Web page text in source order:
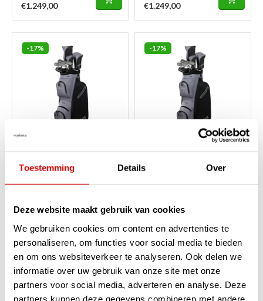
Toestemming Details Over
Deze website maakt gebruik van cookies
We gebruiken cookies om content en advertenties te
personaliseren, om functies voor social media te bieden
en om ons websiteverkeer te analyseren. Ook delen we
informatie over uw gebruik van onze site met onze
partners voor social media, adverteren en analyse. Deze
partners kunnen deze gegevens combineren met andere
€1.249,00 €1.249,00
-17%
Callaway Reva Black 16-
Delige Dames Golfset |
Cartbag (graphite shaft) -
Op voorraad
Deze LINKSHANDIGE Callaway
Reva Black 16-delige dames
golfset is de ultieme complete
golfset voor dames. Deze
premium set biedt maximale
afstand, cons...lees verder
€1.499,00
€1.249,00
-17%
Callaway Reva Black 16-
Delige Dames Golfset |
Cartbag (graphite shaft)
delige dames golfset is de
voor de langere golfster. Deze
premium set biedt maximale
afstand, con...
€1.499,00
€1.249,00